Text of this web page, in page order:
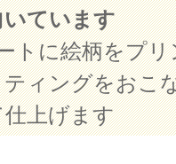
ています
トに絵柄をプ
ィングをおこ
上げます